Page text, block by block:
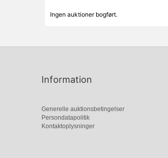
Ingen auktioner bogført.
Information
Generelle auktionsbetingelser
Persondatapolitik
Kontaktoplysninger